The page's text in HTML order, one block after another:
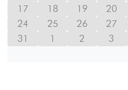
17
18 19 20
24
25 26 27
31
1 2 3